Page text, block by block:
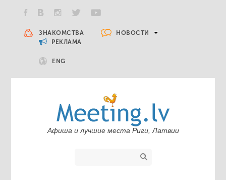
ЗНАКОМСТВА
НОВОСТИ
РЕКЛАМА
ENG
Афиша и лучшие места Риги, Латвии